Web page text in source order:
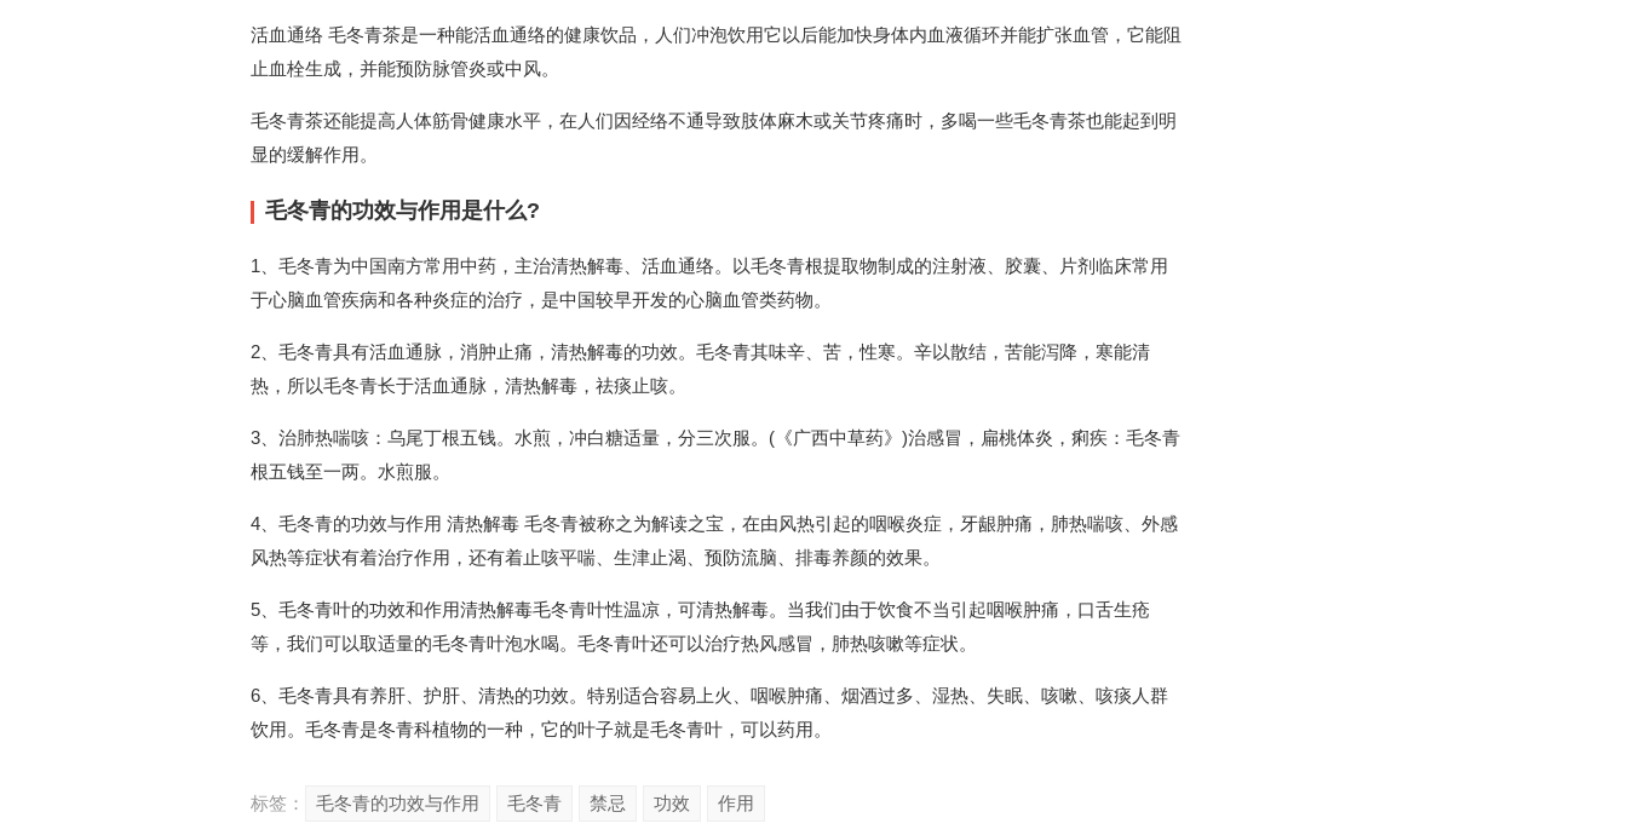
活血通络 毛冬青茶是一种能活血通络的健康饮品，人们冲泡饮用它以后能加快身体内血液循环并能扩张血管，它能阻
止血栓生成，并能预防脉管炎或中风。
毛冬青茶还能提高人体筋骨健康水平，在人们因经络不通导致肢体麻木或关节疼痛时，多喝一些毛冬青茶也能起到明
显的缓解作用。
毛冬青的功效与作用是什么?
1、毛冬青为中国南方常用中药，主治清热解毒、活血通络。以毛冬青根提取物制成的注射液、胶囊、片剂临床常用
于心脑血管疾病和各种炎症的治疗，是中国较早开发的心脑血管类药物。
2、毛冬青具有活血通脉，消肿止痛，清热解毒的功效。毛冬青其味辛、苦，性寒。辛以散结，苦能泻降，寒能清
热，所以毛冬青长于活血通脉，清热解毒，祛痰止咳。
3、治肺热喘咳：乌尾丁根五钱。水煎，冲白糖适量，分三次服。(《广西中草药》)治感冒，扁桃体炎，痢疾：毛冬青
根五钱至一两。水煎服。
4、毛冬青的功效与作用 清热解毒 毛冬青被称之为解读之宝，在由风热引起的咽喉炎症，牙龈肿痛，肺热喘咳、外感
风热等症状有着治疗作用，还有着止咳平喘、生津止渴、预防流脑、排毒养颜的效果。
5、毛冬青叶的功效和作用清热解毒毛冬青叶性温凉，可清热解毒。当我们由于饮食不当引起咽喉肿痛，口舌生疮
等，我们可以取适量的毛冬青叶泡水喝。毛冬青叶还可以治疗热风感冒，肺热咳嗽等症状。
6、毛冬青具有养肝、护肝、清热的功效。特别适合容易上火、咽喉肿痛、烟酒过多、湿热、失眠、咳嗽、咳痰人群
饮用。毛冬青是冬青科植物的一种，它的叶子就是毛冬青叶，可以药用。
标签： 毛冬青的功效与作用 毛冬青 禁忌 功效 作用